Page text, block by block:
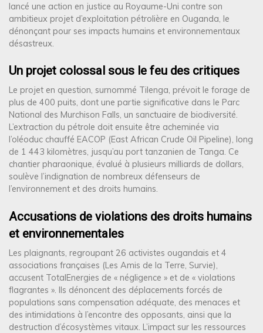
lancé une action en justice au Royaume-Uni contre son
ambitieux projet d’exploitation pétrolière en Ouganda, le
dénonçant pour ses impacts humains et environnementaux
désastreux.
Un projet colossal sous le feu des critiques
Le projet en question, surnommé Tilenga, prévoit le forage de
plus de 400 puits, dont une partie significative dans le Parc
National des Murchison Falls, un sanctuaire de biodiversité.
L’extraction du pétrole doit ensuite être acheminée via
l’oléoduc chauffé EACOP (East African Crude Oil Pipeline), long
de 1 443 kilomètres, jusqu’au port tanzanien de Tanga. Ce
chantier pharaonique, évalué à plusieurs milliards de dollars,
soulève l’indignation de nombreux défenseurs de
l’environnement et des droits humains.
Accusations de violations des droits humains
et environnementales
Les plaignants, regroupant 26 activistes ougandais et 4
associations françaises (Les Amis de la Terre, Survie),
accusent TotalEnergies de « négligence » et de « violations
flagrantes ». Ils dénoncent des déplacements forcés de
populations sans compensation adéquate, des menaces et
des intimidations à l’encontre des opposants, ainsi que la
destruction d’écosystèmes vitaux. L’impact sur les ressources